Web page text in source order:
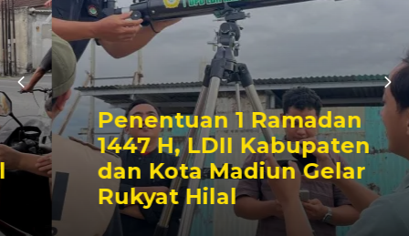
Penentuan 1 Ramadan
1447 H, LDII Kabupaten
dan Kota Madiun Gelar
Rukyat Hilal